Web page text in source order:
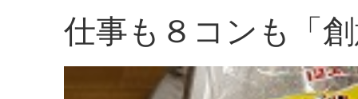
仕事も８コンも「